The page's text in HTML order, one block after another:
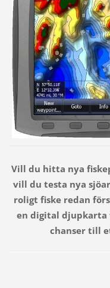
Vill du hitta nya
vill du testa nya
roligt fiske redan
en digital djupkarta
chanser till